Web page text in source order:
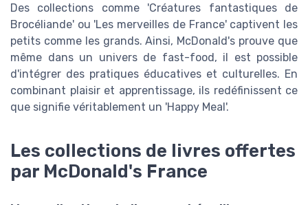
Des collections comme 'Créatures fantastiques de
Brocéliande' ou 'Les merveilles de France' captivent les
petits comme les grands. Ainsi, McDonald's prouve que
même dans un univers de fast-food, il est possible
d'intégrer des pratiques éducatives et culturelles. En
combinant plaisir et apprentissage, ils redéfinissent ce
que signifie véritablement un 'Happy Meal'.
Les collections de livres offertes
par McDonald's France